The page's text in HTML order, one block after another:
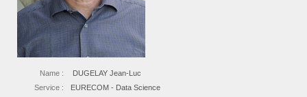
Name :
DUGELAY Jean-Luc
Service :
EURECOM - Data Science